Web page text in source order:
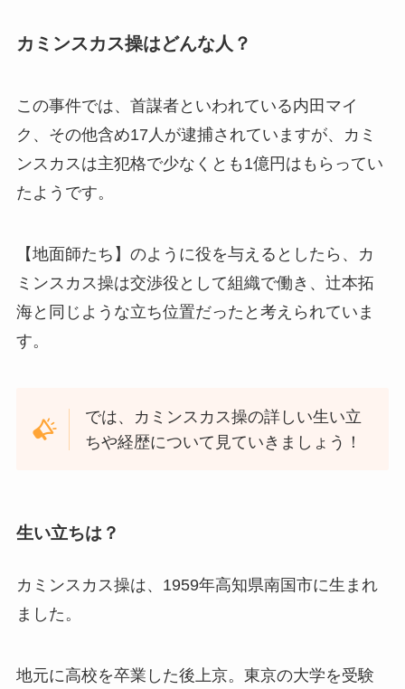
カミンスカス操はどんな人？
この事件では、首謀者といわれている内田マイ
ク、その他含め17人が逮捕されていますが、カミ
ンスカスは主犯格で少なくとも1億円はもらってい
たようです。
【地面師たち】のように役を与えるとしたら、カ
ミンスカス操は交渉役として組織で働き、辻本拓
海と同じような立ち位置だったと考えられていま
す。
では、カミンスカス操の詳しい生い立
ちや経歴について見ていきましょう！
生い立ちは？
カミンスカス操は、1959年高知県南国市に生まれ
ました。
地元に高校を卒業した後上京。東京の大学を受験